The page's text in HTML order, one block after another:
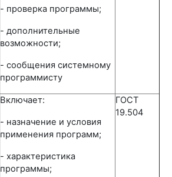
- проверка программы;
- дополнительные
возможности;
- сообщения системному
программисту
Включает:
- назначение и условия
применения программ;
- характеристика
программы;
ГОСТ
19.504